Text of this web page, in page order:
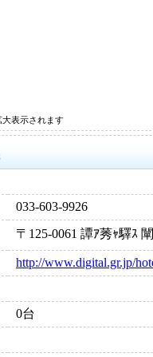
表示されます
033-603-9926
〒125-0061 譚ｱ莠ｬ驛ｽ
http://www.digital.gr.jp/
0台